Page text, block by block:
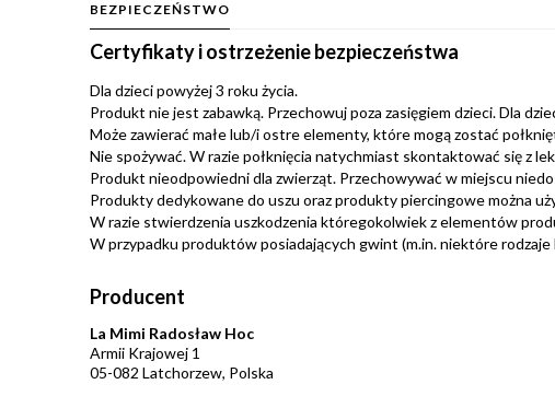
BEZPIECZEŃSTWO
Certyfikaty i ostrzeżenie bezpieczeństwa
Dla dzieci powyżej 3 roku życia.
Produkt nie jest zabawką. Przechowuj poza zasięgiem dzieci. Dla
Może zawierać małe lub/i ostre elementy, które mogą zostać
Nie spożywać. W razie połknięcia natychmiast skontaktować się z
Produkt nieodpowiedni dla zwierząt. Przechowywać w miejscu
Produkty dedykowane do uszu oraz produkty piercingowe można
W razie stwierdzenia uszkodzenia któregokolwiek z elementów
W przypadku produktów posiadających gwint (m.in. niektóre
Producent
La Mimi Radosław Hoc
Armii Krajowej 1
05-082 Latchorzew, Polska